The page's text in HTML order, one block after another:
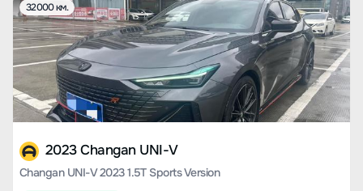
32000 км.
2023 Changan UNI-V
Changan UNI-V 2023 1.5T Sports Version